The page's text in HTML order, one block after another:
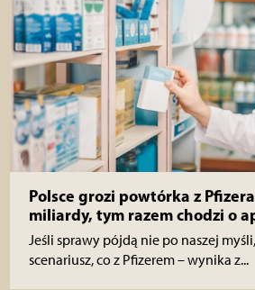
Polsce grozi powtórka z
miliardy, tym razem chodzi o
Jeśli sprawy pójdą nie po naszej
scenariusz, co z Pfizerem – wynika z...